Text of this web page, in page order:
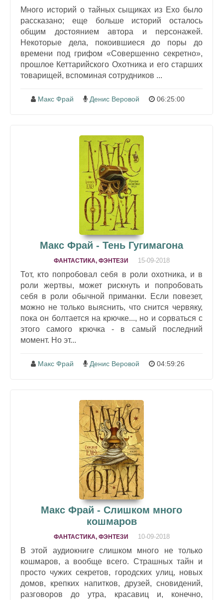
Много историй о тайных сыщиках из Ехо было
рассказано; еще больше историй осталось
общим достоянием автора и персонажей.
Некоторые дела, покоившиеся до поры до
времени под грифом «Совершенно секретно»,
прошлое Кеттарийского Охотника и его старших
товарищей, вспоминая сотрудников ...
Макс Фрай Денис Веровой 06:25:00
Макс Фрай - Тень Гугимагона
ФАНТАСТИКА, ФЭНТЕЗИ 15-09-2018
Тот, кто попробовал себя в роли охотника, и в
роли жертвы, может рискнуть и попробовать
себя в роли обычной приманки. Если повезет,
можно не только выяснить, что снится червяку,
пока он болтается на крючке..., но и сорваться с
этого самого крючка - в самый последний
момент. Но эт...
Макс Фрай Денис Веровой 04:59:26
Макс Фрай - Слишком много
кошмаров
ФАНТАСТИКА, ФЭНТЕЗИ 10-09-2018
В этой аудиокниге слишком много не только
кошмаров, а вообще всего. Страшных тайн и
просто чужих секретов, городских улиц, новых
домов, крепких напитков, друзей, сновидений,
разговоров до утра, красавиц и, конечно,